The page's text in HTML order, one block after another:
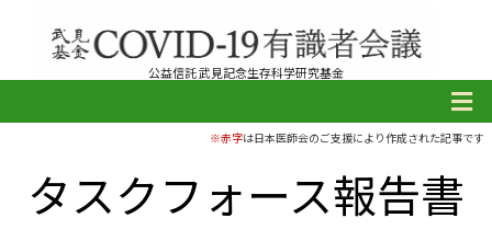
公益信託 武見記念生存科学研究基金
※赤字は日本医師会のご支援により作成された記事です
タスクフォース報告書